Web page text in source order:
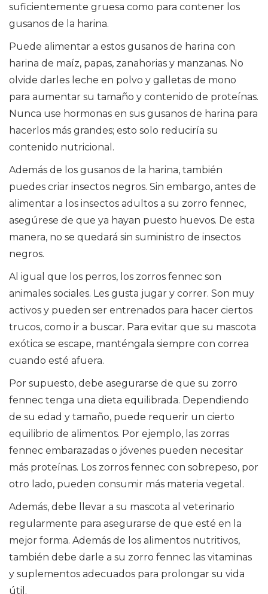
suficientemente gruesa como para contener los
gusanos de la harina.
Puede alimentar a estos gusanos de harina con
harina de maíz, papas, zanahorias y manzanas. No
olvide darles leche en polvo y galletas de mono
para aumentar su tamaño y contenido de proteínas.
Nunca use hormonas en sus gusanos de harina para
hacerlos más grandes; esto solo reduciría su
contenido nutricional.
Además de los gusanos de la harina, también
puedes criar insectos negros. Sin embargo, antes de
alimentar a los insectos adultos a su zorro fennec,
asegúrese de que ya hayan puesto huevos. De esta
manera, no se quedará sin suministro de insectos
negros.
Al igual que los perros, los zorros fennec son
animales sociales. Les gusta jugar y correr. Son muy
activos y pueden ser entrenados para hacer ciertos
trucos, como ir a buscar. Para evitar que su mascota
exótica se escape, manténgala siempre con correa
cuando esté afuera.
Por supuesto, debe asegurarse de que su zorro
fennec tenga una dieta equilibrada. Dependiendo
de su edad y tamaño, puede requerir un cierto
equilibrio de alimentos. Por ejemplo, las zorras
fennec embarazadas o jóvenes pueden necesitar
más proteínas. Los zorros fennec con sobrepeso, por
otro lado, pueden consumir más materia vegetal.
Además, debe llevar a su mascota al veterinario
regularmente para asegurarse de que esté en la
mejor forma. Además de los alimentos nutritivos,
también debe darle a su zorro fennec las vitaminas
y suplementos adecuados para prolongar su vida
útil.